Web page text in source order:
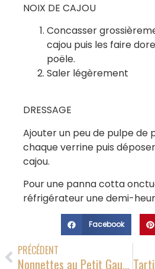
NOIX DE CAJOU
Concasser
cajou puis les faire
poële.
Saler légèrement
DRESSAGE
Ajouter un peu de pulpe de
chaque verrine puis
cajou.
Pour une panna cotta
réfrigérateur une demi-
Facebook
PRÉCÉDENT
Nonnettes au Petit Gaugry